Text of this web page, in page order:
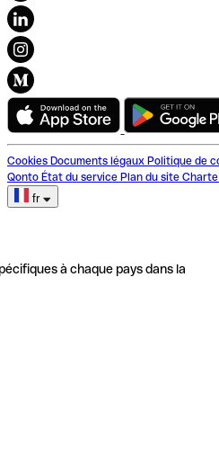
Cookies Documents légaux Politique de
Qonto État du service Plan du site
fr
à chaque pays dans la